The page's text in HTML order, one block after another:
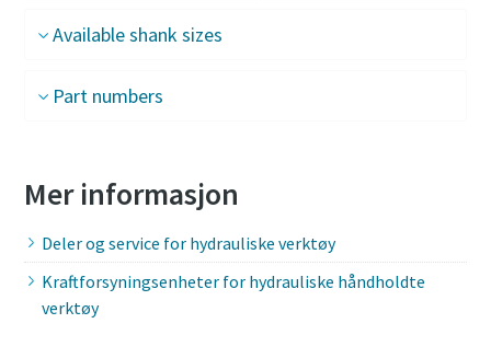
Available shank sizes
Part numbers
Mer informasjon
Deler og service for hydrauliske verktøy
Kraftforsyningsenheter for hydrauliske håndholdte
verktøy